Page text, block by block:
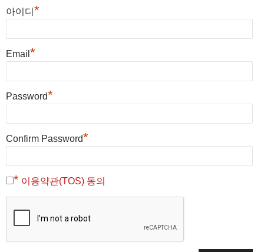
아이디 *
Email *
Password*
Confirm Password*
* 이용약관(TOS) 동의